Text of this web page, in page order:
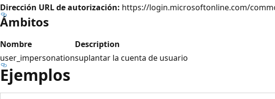
Dirección URL de autorización: https://login.microsoftonline.com/
Ámbitos
Nombre
Description
user_impersonationsuplantar la cuenta de usuario
Ejemplos